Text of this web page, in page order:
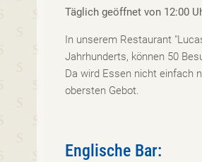
Täglich geöffnet von 12:00
In unserem Restaurant
Jahrhunderts, können 50
Da wird Essen nicht einfach
obersten Gebot.
Englische Bar: